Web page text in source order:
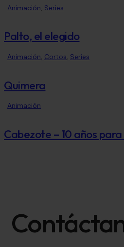
Animación Series
Palto, el elegido
Animación, Cortos, Series
Quimera
Animación
Cabezote – 10 años